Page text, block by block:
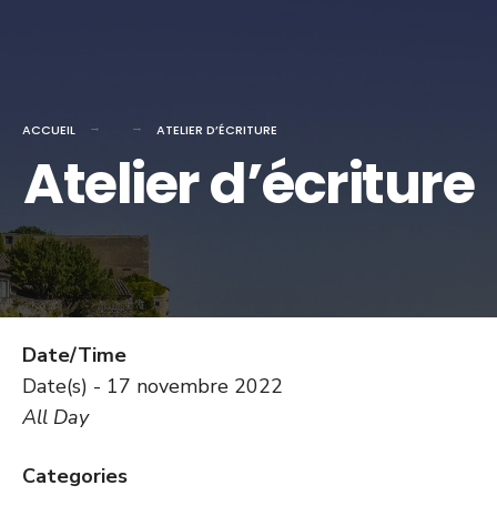
ACCUEIL ATELIER D’ÉCRITURE
Atelier d’écriture
Date/Time
Date(s) - 17 novembre 2022
All Day
Categories